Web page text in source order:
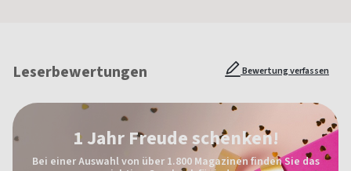
Leserbewertungen Bewertung verfassen
1 Jahr Freude schenken!
Bei einer Auswahl von über 1.800 Magazinen finden Sie das